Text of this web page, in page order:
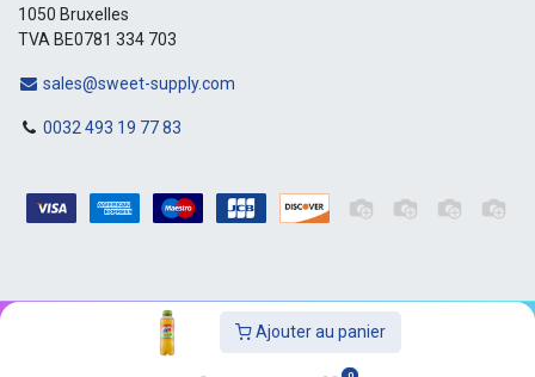
Ajouter au panier
0
1050 Bruxelles
TVA BE0781 334 703
sales@sweet-supply.com
0032 493 19 77 83
Copyright © Sweet-Supply